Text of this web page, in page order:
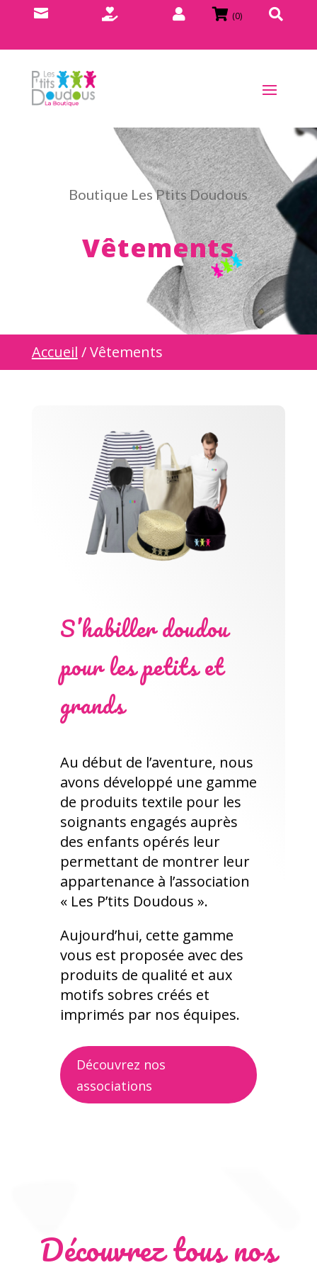
    (0) 
Boutique Les Ptits Doudous
Vêtements
Accueil / Vêtements
S’habiller doudou
pour les petits et
grands
Au début de l’aventure, nous
avons développé une gamme
de produits textile pour les
soignants engagés auprès
des enfants opérés leur
permettant de montrer leur
appartenance à l’association
« Les P’tits Doudous ».
Aujourd’hui, cette gamme
vous est proposée avec des
produits de qualité et aux
motifs sobres créés et
imprimés par nos équipes.
Découvrez nos
associations
Découvrez tous nos